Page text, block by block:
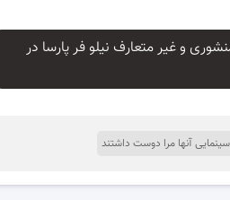
و غیر متعارف نیلو فر پارسا در
سینمایی آنها مرا دوست داشتند